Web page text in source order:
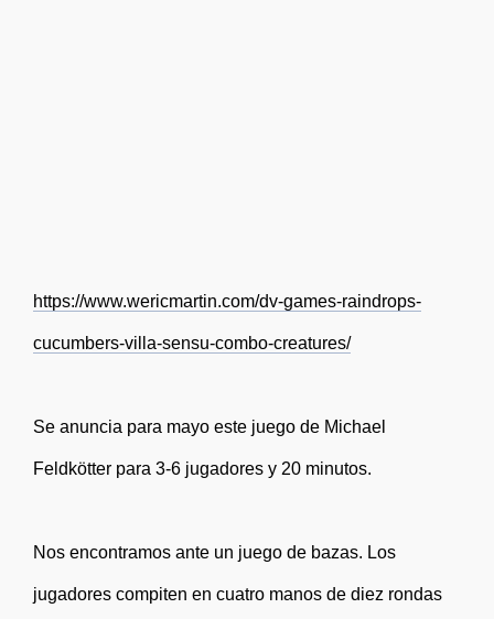
https://www.wericmartin.com/dv-games-raindrops-
cucumbers-villa-sensu-combo-creatures/
Se anuncia para mayo este juego de Michael
Feldkötter para 3-6 jugadores y 20 minutos.
Nos encontramos ante un juego de bazas. Los
jugadores compiten en cuatro manos de diez rondas